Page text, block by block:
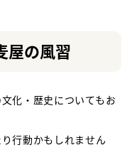
屋の風習
化・歴史についてもお
行動かもしれません